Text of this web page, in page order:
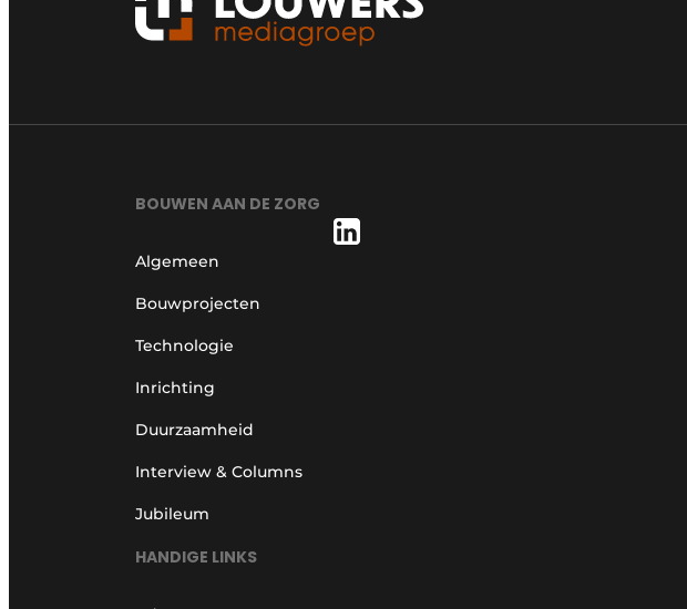
BOUWEN AAN DE ZORG
Algemeen
Bouwprojecten
Technologie
Inrichting
Duurzaamheid
Interview & Columns
Jubileum
HANDIGE LINKS